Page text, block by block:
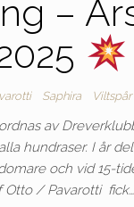
–
Saphira Viltspår
av
hundraser. I år
och vid 15-
Otto / Pavarotti fick…